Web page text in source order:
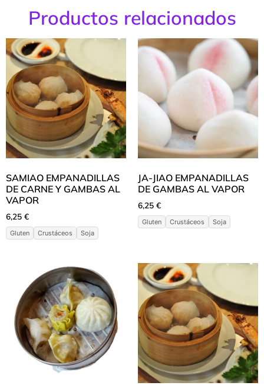
Productos relacionados
SAMIAO EMPANADILLAS
DE CARNE Y GAMBAS AL
VAPOR
6,25 €
Gluten Crustáceos Soja
JA-JIAO EMPANADILLAS
DE GAMBAS AL VAPOR
6,25 €
Gluten Crustáceos Soja